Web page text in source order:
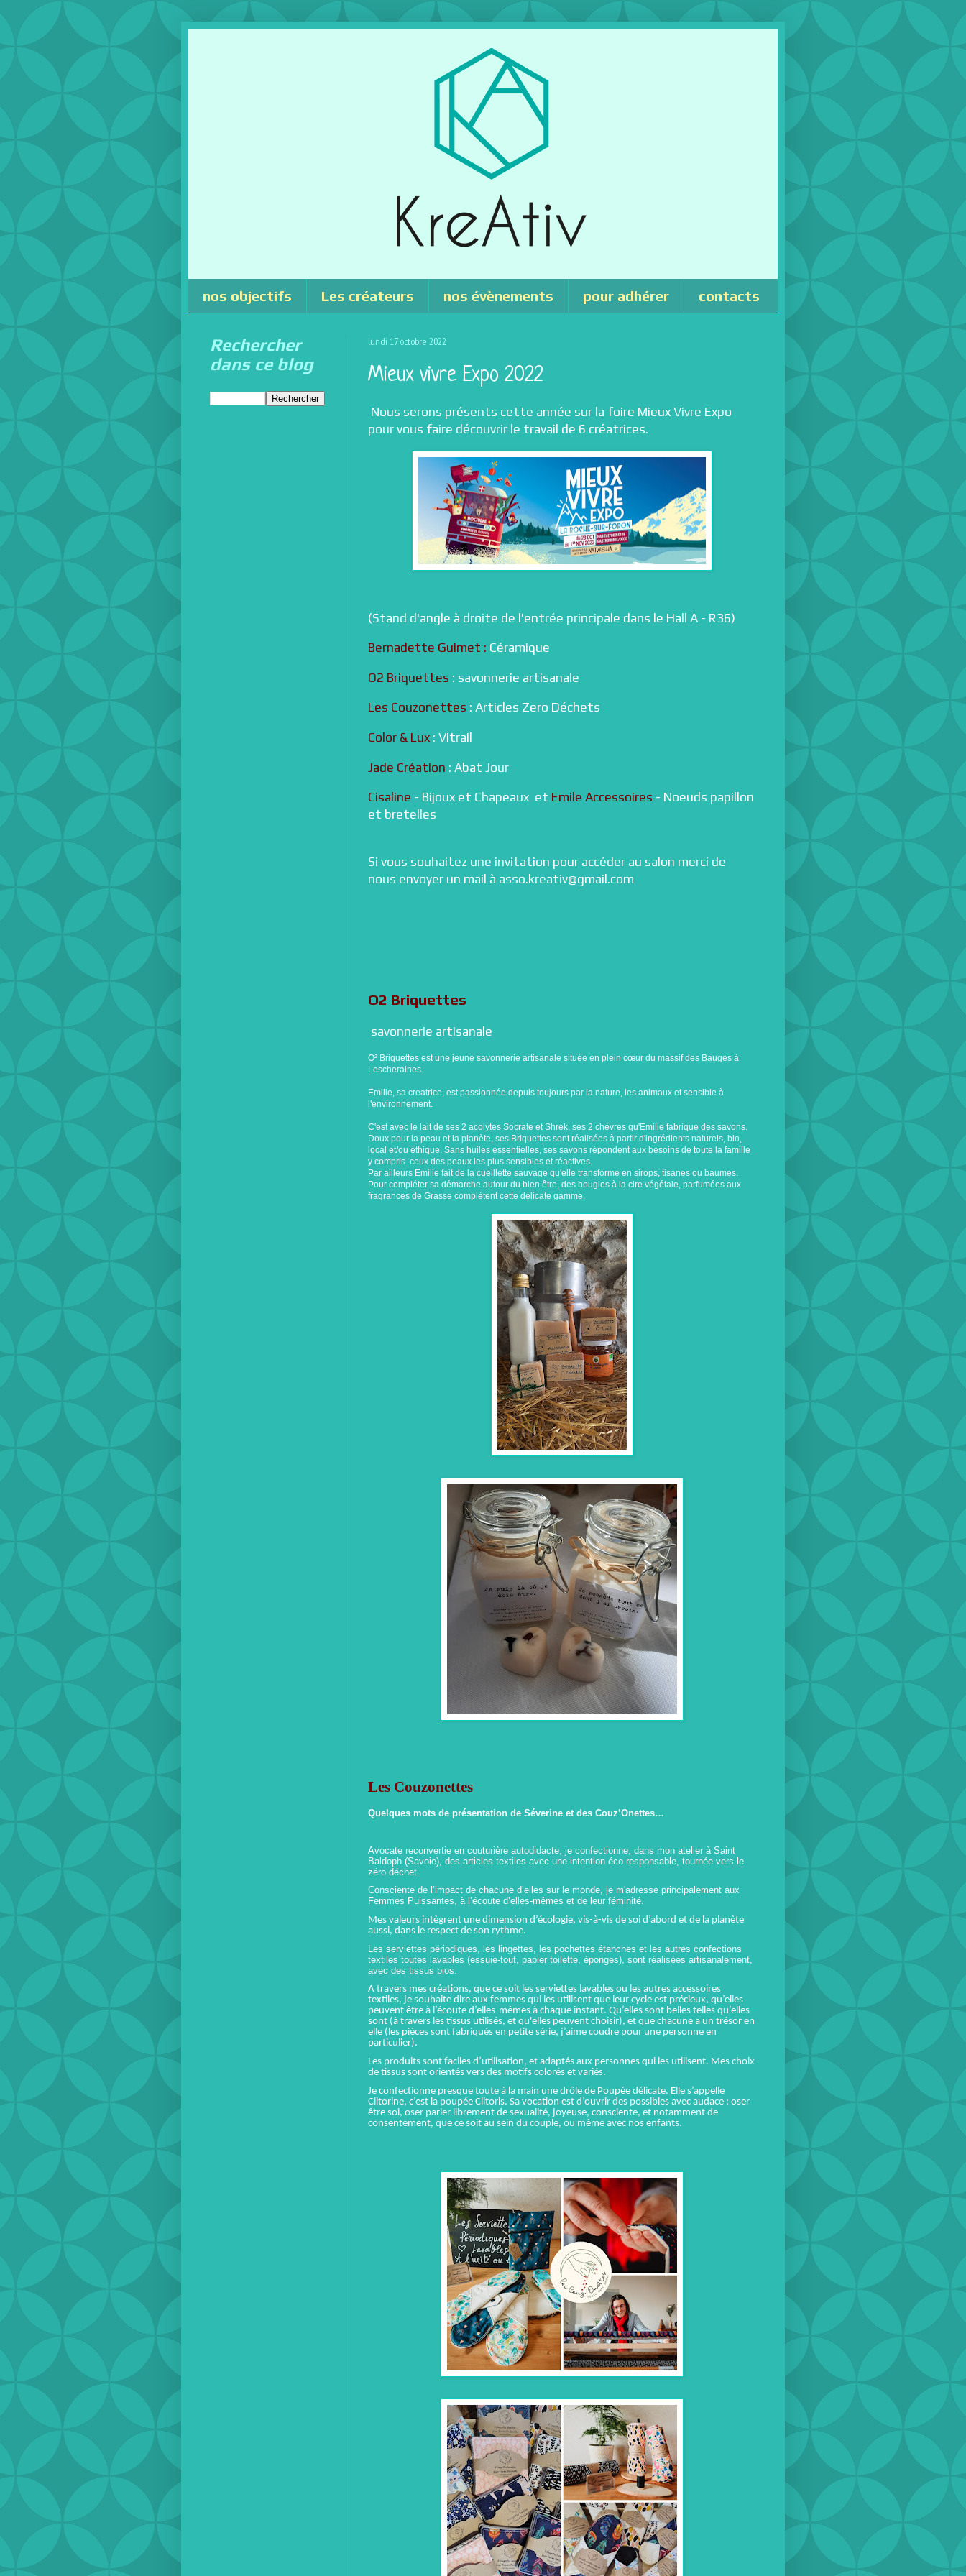
nos objectifs Les créateurs nos évènements pour adhérer contacts
lundi 17 octobre 2022
Mieux vivre Expo 2022
Nous serons présents cette année sur la foire Mieux Vivre Expo
pour vous faire découvrir le travail de 6 créatrices.
(Stand d'angle à droite de l'entrée principale dans le Hall A - R36)
Bernadette Guimet : Céramique
O2 Briquettes : savonnerie artisanale
Les Couzonettes : Articles Zero Déchets
Color & Lux : Vitrail
Jade Création : Abat Jour
Cisaline - Bijoux et Chapeaux et Emile Accessoires - Noeuds papillon
et bretelles
Si vous souhaitez une invitation pour accéder au salon merci de
nous envoyer un mail à asso.kreativ@gmail.com
O2 Briquettes
savonnerie artisanale
O² Briquettes est une jeune savonnerie artisanale située en plein cœur du massif des Bauges à
Lescheraines.
Emilie, sa creatrice, est passionnée depuis toujours par la nature, les animaux et sensible à
l'environnement.
C'est avec le lait de ses 2 acolytes Socrate et Shrek, ses 2 chèvres qu'Emilie fabrique des savons.
Doux pour la peau et la planète, ses Briquettes sont réalisées à partir d'ingrédients naturels, bio,
local et/ou éthique. Sans huiles essentielles, ses savons répondent aux besoins de toute la famille
y compris ceux des peaux les plus sensibles et réactives.
Par ailleurs Emilie fait de la cueillette sauvage qu'elle transforme en sirops, tisanes ou baumes.
Pour compléter sa démarche autour du bien être, des bougies à la cire végétale, parfumées aux
fragrances de Grasse complètent cette délicate gamme.
Les Couzonettes
Quelques mots de présentation de Séverine et des Couz’Onettes…
Avocate reconvertie en couturière autodidacte, je confectionne, dans mon atelier à Saint
Baldoph (Savoie), des articles textiles avec une intention éco responsable, tournée vers le
zéro déchet.
Consciente de l’impact de chacune d’elles sur le monde, je m'adresse principalement aux
Femmes Puissantes, à l’écoute d’elles-mêmes et de leur féminité.
Mes valeurs intègrent une dimension d’écologie, vis-à-vis de soi d’abord et de la planète
aussi, dans le respect de son rythme.
Les serviettes périodiques, les lingettes, les pochettes étanches et les autres confections
textiles toutes lavables (essuie-tout, papier toilette, éponges), sont réalisées artisanalement,
avec des tissus bios.
A travers mes créations, que ce soit les serviettes lavables ou les autres accessoires
textiles, je souhaite dire aux femmes qui les utilisent que leur cycle est précieux, qu’elles
peuvent être à l’écoute d’elles-mêmes à chaque instant. Qu’elles sont belles telles qu’elles
sont (à travers les tissus utilisés, et qu'elles peuvent choisir), et que chacune a un trésor en
elle (les pièces sont fabriqués en petite série, j’aime coudre pour une personne en
particulier).
Les produits sont faciles d’utilisation, et adaptés aux personnes qui les utilisent. Mes choix
de tissus sont orientés vers des motifs colorés et variés.
Je confectionne presque toute à la main une drôle de Poupée délicate. Elle s’appelle
Clitorine, c’est la poupée Clitoris. Sa vocation est d’ouvrir des possibles avec audace : oser
être soi, oser parler librement de sexualité, joyeuse, consciente, et notamment de
consentement, que ce soit au sein du couple, ou même avec nos enfants.
Rechercher
dans ce blog